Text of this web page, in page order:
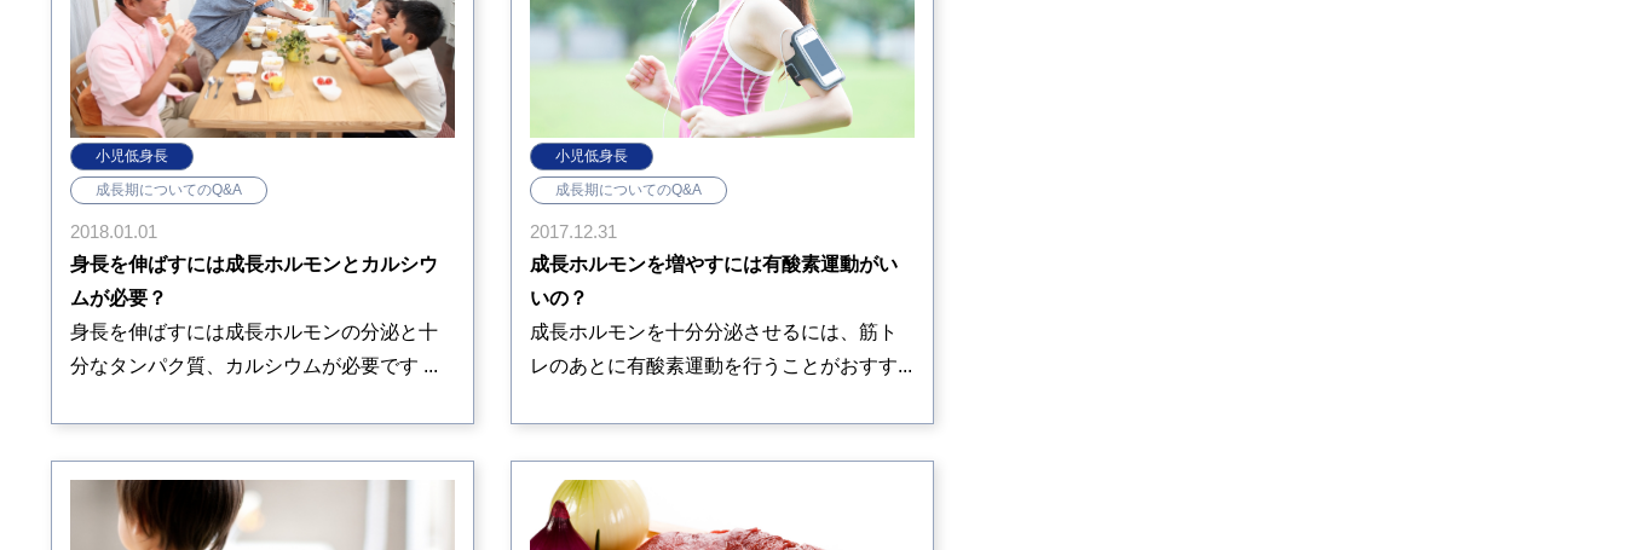
小児低身長
成長期についてのQ&A
2018.01.01
身長を伸ばすには成長ホルモンとカルシウ
ムが必要？
身長を伸ばすには成長ホルモンの分泌と十
分なタンパク質、カルシウムが必要です ...
小児低身長
成長期についてのQ&A
2017.12.31
成長ホルモンを増やすには有酸素運動がい
いの？
成長ホルモンを十分分泌させるには、筋ト
レのあとに有酸素運動を行うことがおすす...